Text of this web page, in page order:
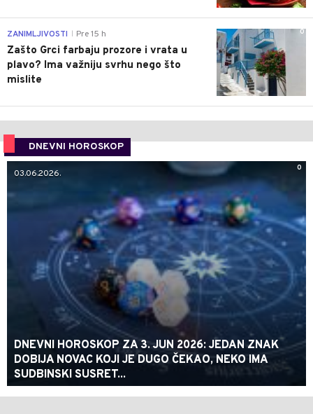
0
ZANIMLJIVOSTI Pre 15 h
Zašto Grci farbaju prozore i vrata u
plavo? Ima važniju svrhu nego što
mislite
DNEVNI HOROSKOP
0
03.06.2026.
DNEVNI HOROSKOP ZA 3. JUN 2026: JEDAN ZNAK
DOBIJA NOVAC KOJI JE DUGO ČEKAO, NEKO IMA
SUDBINSKI SUSRET...